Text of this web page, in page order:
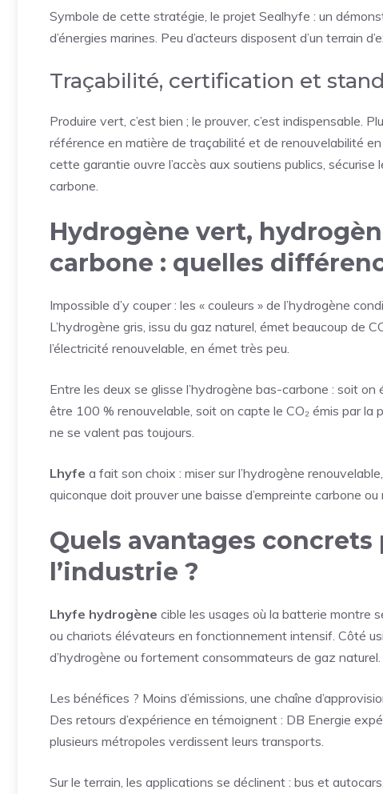
Symbole de cette stratégie, le projet Sealhyfe : un
d’énergies marines. Peu d’acteurs disposent d’un terrain
Traçabilité, certification et
Produire vert, c’est bien ; le prouver, c’est indispensable.
référence en matière de traçabilité et de renouvelabilité
cette garantie ouvre l’accès aux soutiens publics,
carbone.
Hydrogène vert,
carbone : quelles
Impossible d’y couper : les « couleurs » de l’hydrogène
L’hydrogène gris, issu du gaz naturel, émet beaucoup de
l’électricité renouvelable, en émet très peu.
Entre les deux se glisse l’hydrogène bas-carbone : soit
être 100 % renouvelable, soit on capte le CO₂ émis par la
ne se valent pas toujours.
Lhyfe a fait son choix : miser sur l’hydrogène
quiconque doit prouver une baisse d’empreinte carbone
Quels avantages
l’industrie ?
Lhyfe hydrogène cible les usages où la batterie montre
ou chariots élévateurs en fonctionnement intensif. Côté
d’hydrogène ou fortement consommateurs de gaz naturel.
Les bénéfices ? Moins d’émissions, une chaîne
Des retours d’expérience en témoignent : DB Energie
plusieurs métropoles verdissent leurs transports.
Sur le terrain, les applications se déclinent : bus et